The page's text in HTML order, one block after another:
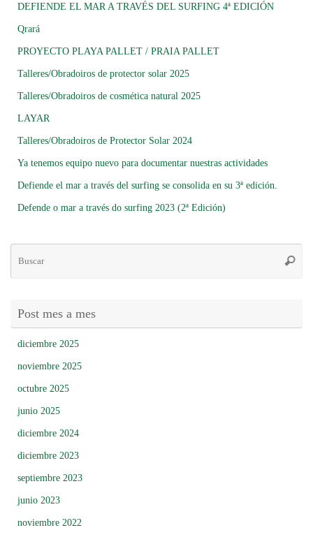
DEFIENDE EL MAR A TRAVÉS DEL SURFING 4ª EDICIÓN
Qrará
PROYECTO PLAYA PALLET / PRAIA PALLET
Talleres/Obradoiros de protector solar 2025
Talleres/Obradoiros de cosmética natural 2025
LAYAR
Talleres/Obradoiros de Protector Solar 2024
Ya tenemos equipo nuevo para documentar nuestras actividades
Defiende el mar a través del surfing se consolida en su 3ª edición.
Defende o mar a través do surfing 2023 (2ª Edición)
Post mes a mes
diciembre 2025
noviembre 2025
octubre 2025
junio 2025
diciembre 2024
diciembre 2023
septiembre 2023
junio 2023
noviembre 2022